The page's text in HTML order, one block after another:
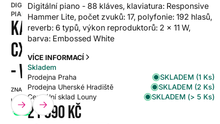
DIGITÁLNÍ
PIANO
KAWAI
CX102W
- WHITE
ZNAČKA:
KAWAI
SKU:
HX0000000109617
AKCE
Digitální piano - 88 kláves, klaviatura: Responsive
Hammer Lite, počet zvuků: 17, polyfonie: 192 hlasů,
reverb: 6 typů, výkon reproduktorů: 2 x 11 W,
barva: Embossed White
VÍCE INFORMACÍ
Skladem
Prodejna Praha
SKLADEM (1 Ks)
Prodejna Uherské Hradiště
SKLADEM (2 Ks)
Centrální sklad Louny
SKLADEM (> 5 Ks)
21 890 Kč